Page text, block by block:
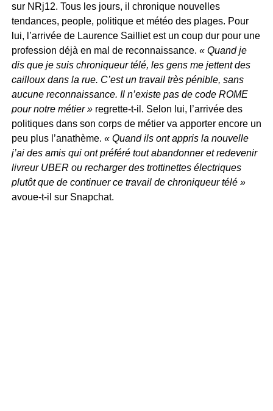
sur NRj12. Tous les jours, il chronique nouvelles
tendances, people, politique et météo des plages. Pour
lui, l’arrivée de Laurence Sailliet est un coup dur pour une
profession déjà en mal de reconnaissance. « Quand je
dis que je suis chroniqueur télé, les gens me jettent des
cailloux dans la rue. C’est un travail très pénible, sans
aucune reconnaissance. Il n’existe pas de code ROME
pour notre métier » regrette-t-il. Selon lui, l’arrivée des
politiques dans son corps de métier va apporter encore un
peu plus l’anathème. « Quand ils ont appris la nouvelle
j’ai des amis qui ont préféré tout abandonner et redevenir
livreur UBER ou recharger des trottinettes électriques
plutôt que de continuer ce travail de chroniqueur télé »
avoue-t-il sur Snapchat.